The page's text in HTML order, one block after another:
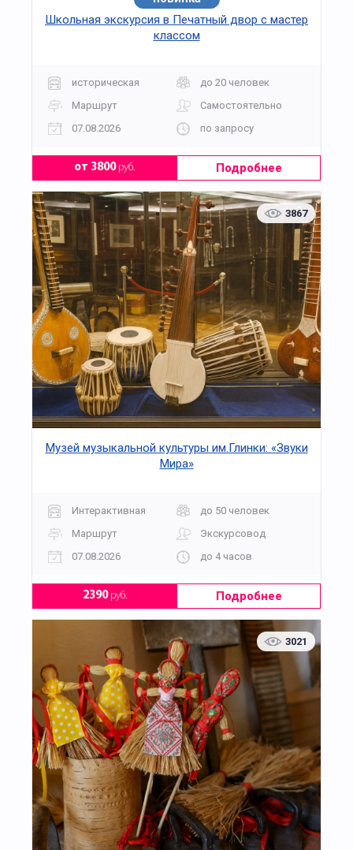
Школьная экскурсия в Печатный двор с мастер
классом
историческая
до 20 человек
Маршрут
Самостоятельно
07.08.2026
по запросу
от 3800руб. Подробнее
3867
Музей музыкальной культуры им.Глинки: «Звуки
Мира»
Интерактивная
до 50 человек
Маршрут
Экскурсовод
07.08.2026
до 4 часов
2390руб. Подробнее
3021